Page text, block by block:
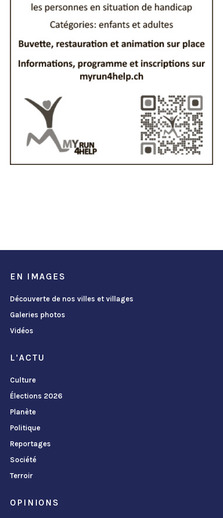
EN IMAGES
Découverte de nos villes et villages
Galeries photos
Vidéos
L'ACTU
Culture
Élections 2026
Planète
Politique
Reportages
Société
Terroir
OPINIONS